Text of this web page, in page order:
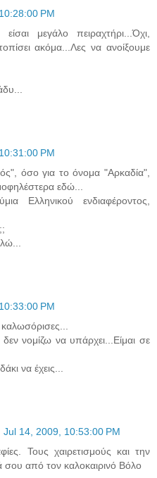
PM
μεγάλο πειραχτήρι...Όχι,
ακόμα...Λες να ανοίξουμε
PM
όσο για το όνομα "Αρκαδία",
εδώ...
Ελληνικού ενδιαφέροντος,
PM
νομίζω να υπάρχει...Είμαι σε
να έχεις...
Jul 14, 2009, 10:53:00 PM
Τους χαιρετισμούς και την
σου από τον καλοκαιρινό Βόλο